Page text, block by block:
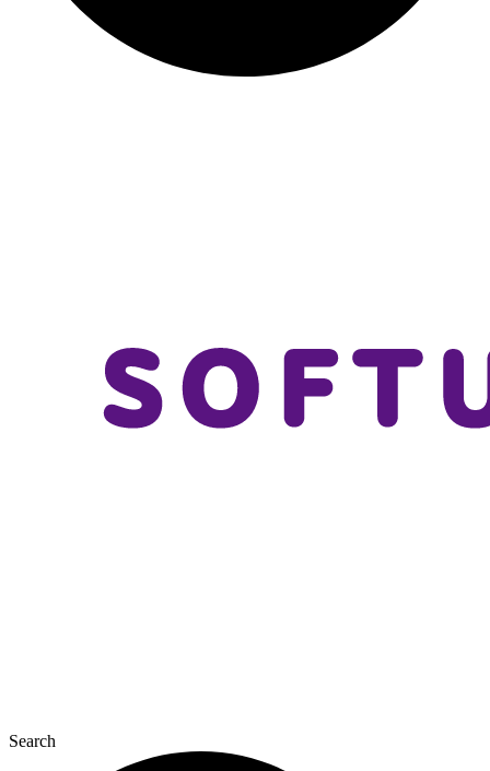
Search